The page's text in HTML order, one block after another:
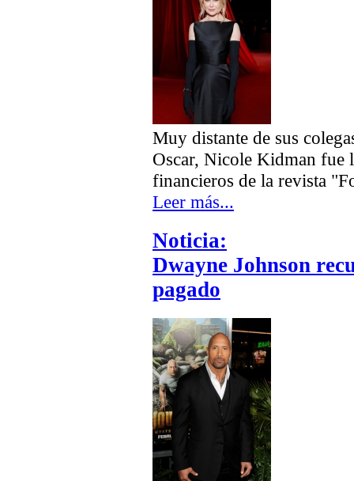
Muy distante de sus
Oscar, Nicole Kidman fue
financieros de la revista
Leer más...
Noticia:
Dwayne Johnson
pagado